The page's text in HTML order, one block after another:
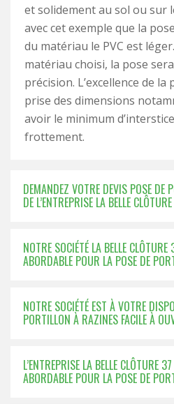
et solidement au sol ou sur
avec cet exemple que la
du matériau le PVC est
matériau choisi, la pose
précision. L’excellence de la
prise des dimensions
avoir le minimum
frottement.
DEMANDEZ VOTRE DEVIS POSE
DE L’ENTREPRISE LA BELLE
NOTRE SOCIÉTÉ LA BELLE
ABORDABLE POUR LA POSE DE
NOTRE SOCIÉTÉ EST À VOTRE
PORTILLON À RAZINES FACILE À
L’ENTREPRISE LA BELLE CLÔTURE
ABORDABLE POUR LA POSE DE